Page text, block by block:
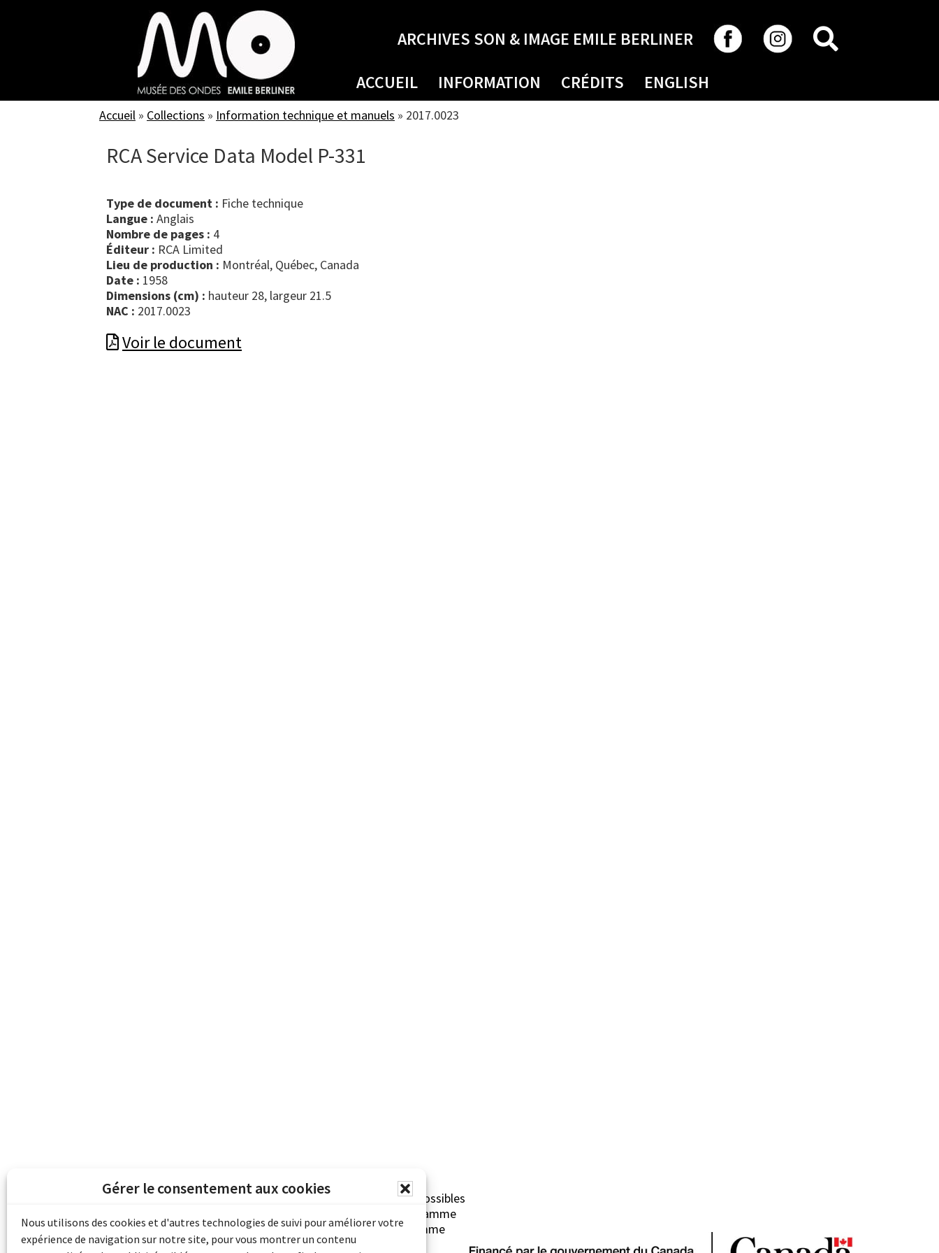
Gérer le consentement aux cookies
Nous utilisons des cookies et d'autres technologies de suivi pour améliorer votre
expérience de navigation sur notre site, pour vous montrer un contenu
ARCHIVES SON & IMAGE EMILE BERLINER
ACCUEIL INFORMATION CRÉDITS ENGLISH
Accueil » Collections » Information technique et manuels » 2017.0023
RCA Service Data Model P-331
Type de document :
fiche technique
Langue : Anglais
Nombre de pages : 4
Éditeur : RCA Limited
Lieu de production : Montréal, Québec, Canada
Date : 1958
Dimensions (cm) : hauteur 28, largeur 21.5
NAC : 2017.0023
Voir le document
Les archives du son et de l'image d'Emile Berliner sont rendues possibles
grâce au financement de Bibliothèque et Archives Canada (Programme
pour les collectivités du patrimoine documentaire) et du Programme
d'aide aux musées (Accès numérique au patrimoine).